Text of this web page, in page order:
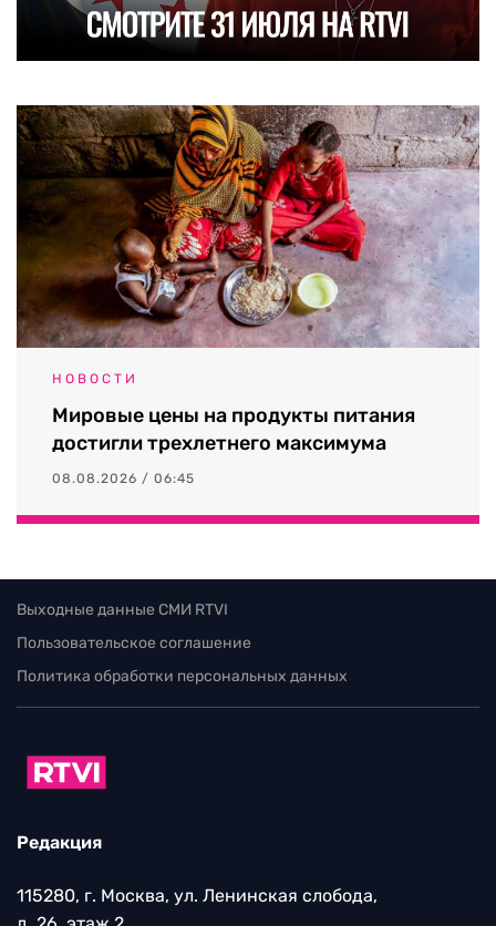
НОВОСТИ
Мировые цены на продукты питания
достигли трехлетнего максимума
08.08.2026 / 06:45
Выходные данные СМИ RTVI
Пользовательское соглашение
Политика обработки персональных данных
Редакция
115280, г. Москва, ул. Ленинская слобода,